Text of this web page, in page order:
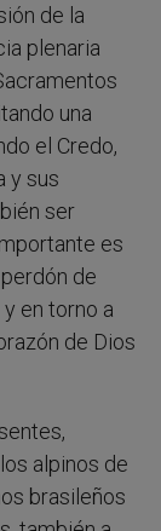
de la
plenaria
una
el Credo,
y sus
ser
es
de
y en torno a
de Dios
alpinos de
brasileños